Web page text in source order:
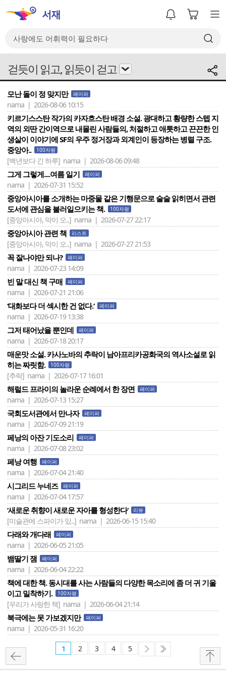
걷듯이 읽고, 읽듯이 걷고
모난 돌이 정 맞지만 페이퍼
nama | 2026-08-06 10:15
키르기스스탄 작가의 카자흐스탄 배경 소설. 광대하고 황량한 스텝 지
역의 외딴 간이역으로 내몰린 사람들의, 처절하고 애틋하고 끈끈한 인
생살이 이야기에 SF의 우주 정거장과 외계인이 등장하는 병렬 구조.
중앙아..
100자평
[백년보다 긴 하루] nama | 2026-08-06 09:48
그게 그렇게....여름 일기 페이퍼
nama | 2026-07-31 15:52
중앙아시아를 소개하는 마중물 같은 기행문으로 술술 읽히면서 관련
도서에 관심을 불러일으키는 책.
100자평
[중앙아시아, 막이 오..] nama | 2026-07-27 22:17
중앙아시아 관련 책 리스트
[중앙아시아, 막이 오..] nama | 2026-07-27 21:53
꼭 잘나야만 되나? 페이퍼
nama | 2026-07-23 14:09
빈 말 대신 책 구매 페이퍼
nama | 2026-07-21 21:06
‘대화보다 더 섹시한 건 없다.‘ 페이퍼
nama | 2026-07-19 13:38
그저 태어났을 뿐인데 페이퍼
nama | 2026-07-18 20:17
매운맛 소설. 카사노바의 추락이 남아프리카공화국의 역사소설로 읽
히는 짜릿함.
100자평
[추락] nama | 2026-07-17 16:01
해럴드 프라이의 놀라운 순례에서 한 장면 페이퍼
nama | 2026-07-13 15:27
국회도서관에서 만나자 페이퍼
nama | 2026-07-09 21:19
페낭의 아잔 기도소리 페이퍼
nama | 2026-07-08 23:02
페낭 여행 페이퍼
nama | 2026-07-04 21:40
시그리드 누네즈 페이퍼
nama | 2026-07-04 17:57
‘새로운 취향이 새로운 자아를 형성한다‘ 리뷰
[미술관에 스파이가 있..] nama | 2026-06-15 15:40
다래와 개다래 페이퍼
nama | 2026-06-05 21:05
뱀딸기 잼 페이퍼
nama | 2026-06-04 22:22
책에 대한 책. 동시대를 사는 사람들의 다양한 목소리에 좀 더 귀 기울
이고 밀착하기.
100자평
[우리가 사랑한 책] nama | 2026-06-04 21:14
북극에는 못 가보겠지만 페이퍼
nama | 2026-05-31 16:20
1 2 3 4 5